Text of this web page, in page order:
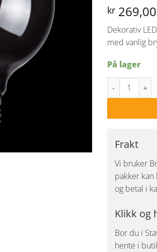
kr269,00
Dekorativ
med vanlig
På lager
3-steg Nero
Frakt
Vi bruker
pakker kan
og betal i
Klikk og
Bor du i
hente i